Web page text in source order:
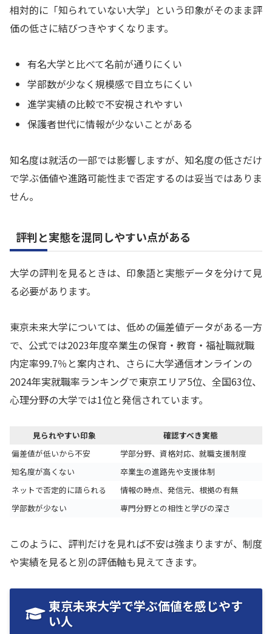
相対的に「知られていない大学」という印象がそのまま評
価の低さに結びつきやすくなります。
有名大学と比べて名前が通りにくい
学部数が少なく規模感で目立ちにくい
進学実績の比較で不安視されやすい
保護者世代に情報が少ないことがある
知名度は就活の一部では影響しますが、知名度の低さだけ
で学ぶ価値や進路可能性まで否定するのは妥当ではありま
せん。
評判と実態を混同しやすい点がある
大学の評判を見るときは、印象語と実態データを分けて見
る必要があります。
東京未来大学については、低めの偏差値データがある一方
で、公式では2023年度卒業生の保育・教育・福祉職就職
内定率99.7％と案内され、さらに大学通信オンラインの
2024年実就職率ランキングで東京エリア5位、全国63位、
心理分野の大学では1位と発信されています。
見られやすい印象
確認すべき実態
偏差値が低いから不安
学部分野、資格対応、就職支援制度
知名度が高くない
卒業生の進路先や支援体制
ネットで否定的に語られる
情報の時点、発信元、根拠の有無
学部数が少ない
専門分野との相性と学びの深さ
このように、評判だけを見れば不安は強まりますが、制度
や実績を見ると別の評価軸も見えてきます。
東京未来大学で学ぶ価値を感じやす
い人